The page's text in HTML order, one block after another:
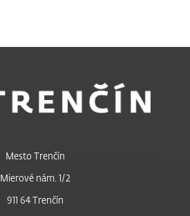
Mesto Trenčín
Mierové nám. 1/2
911 64 Trenčín